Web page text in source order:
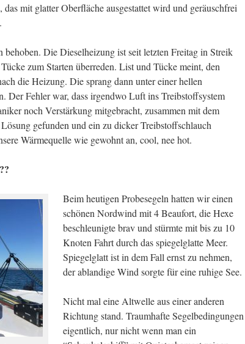
mit glatter Oberfläche ausgestattet wird und geräuschfrei
Die Dieselheizung ist seit letzten Freitag in Streik
zum Starten überreden. List und Tücke meint, den
die Heizung. Die sprang dann unter einer hellen
Der Fehler war, dass irgendwo Luft ins Treibstoffsystem
noch Verstärkung mitgebracht, zusammen mit dem
gefunden und ein zu dicker Treibstoffschlauch
Wärmequelle wie gewohnt an, cool, nee hot.
Beim heutigen Probesegeln hatten wir einen
schönen Nordwind mit 4 Beaufort, die Hexe
beschleunigte brav und stürmte mit bis zu 10
Knoten Fahrt durch das spiegelglatte Meer.
Spiegelglatt ist in dem Fall ernst zu nehmen,
der ablandige Wind sorgte für eine ruhige See.
Nicht mal eine Altwelle aus einer anderen
Richtung stand. Traumhafte Segelbedingungen
eigentlich, nur nicht wenn man ein